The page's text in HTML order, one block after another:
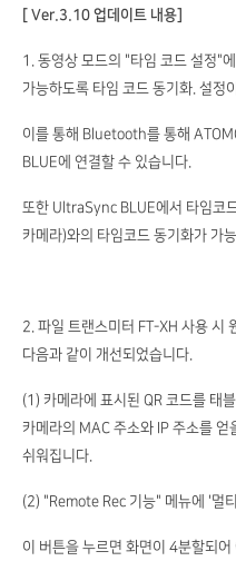
[ Ver.3.10 업데이트 내용]
1. 동영상 모드의 "타임 코드 설정"
가능하도록 타임 코드 동기화. 설정
이를 통해 Bluetooth를 통해
BLUE에 연결할 수 있습니다.
또한 UltraSync BLUE에서 타임코
카메라)와의 타임코드 동기화가 가
2. 파일 트랜스미터 FT-XH 사용 시
다음과 같이 개선되었습니다.
(1) 카메라에 표시된 QR 코드를 태
카메라의 MAC 주소와 IP 주소를 얻
쉬워집니다.
(2) "Remote Rec 기능" 메뉴에 '멀
이 버튼을 누르면 화면이 4분할되어